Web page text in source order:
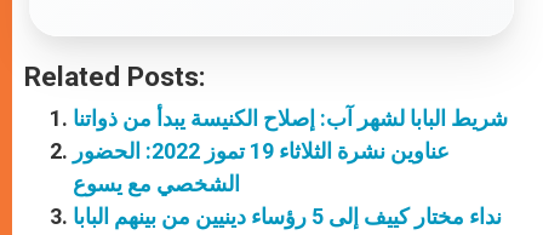
Related Posts:
شريط البابا لشهر آب: إصلاح الكنيسة يبدأ من ذواتنا
عناوين نشرة الثلاثاء 19 تموز 2022: الحضور
الشخصي مع يسوع
نداء مختار كييف إلى 5 رؤساء دينيين من بينهم البابا